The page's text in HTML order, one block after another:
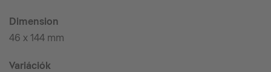
Dimension
46 x 144 mm
Variációk